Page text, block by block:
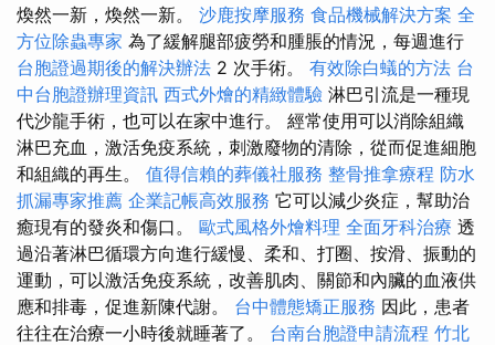
煥然一新，煥然一新。 沙鹿按摩服務 食品機械解決方案 全
方位除蟲專家 為了緩解腿部疲勞和腫脹的情況，每週進行
台胞證過期後的解決辦法 2 次手術。 有效除白蟻的方法 台
中台胞證辦理資訊 西式外燴的精緻體驗 淋巴引流是一種現
代沙龍手術，也可以在家中進行。 經常使用可以消除組織
淋巴充血，激活免疫系統，刺激廢物的清除，從而促進細胞
和組織的再生。 值得信賴的葬儀社服務 整骨推拿療程 防水
抓漏專家推薦 企業記帳高效服務 它可以減少炎症，幫助治
癒現有的發炎和傷口。 歐式風格外燴料理 全面牙科治療 透
過沿著淋巴循環方向進行緩慢、柔和、打圈、按滑、振動的
運動，可以激活免疫系統，改善肌肉、關節和內臟的血液供
應和排毒，促進新陳代謝。 台中體態矯正服務 因此，患者
往往在治療一小時後就睡著了。 台南台胞證申請流程 竹北